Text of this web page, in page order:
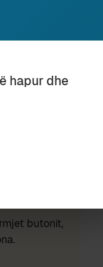
butonit,
hapur dhe